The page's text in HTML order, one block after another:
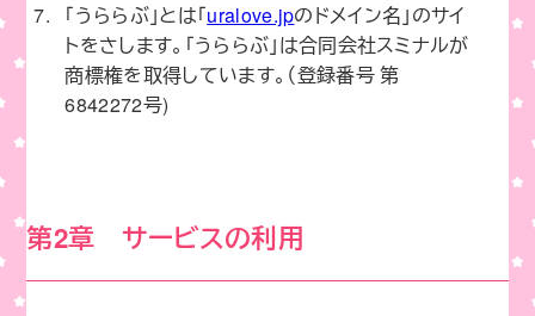
「うららぶ」とは「uralove.jpのドメイン名」のサイ
トをさします。「うららぶ」は合同会社スミナルが
商標権を取得しています。（登録番号 第
6842272号)
第2章 サービスの利用